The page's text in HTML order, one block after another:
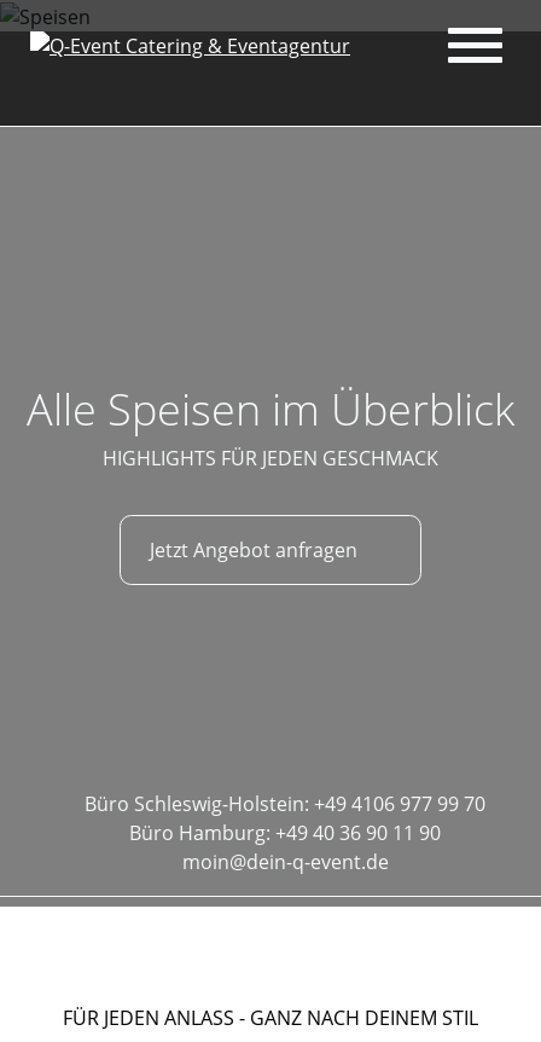
Menu
Alle Speisen im Überblick
HIGHLIGHTS FÜR JEDEN GESCHMACK
Jetzt Angebot anfragen
Büro Schleswig-Holstein: +49 4106 977 99 70
Büro Hamburg: +49 40 36 90 11 90
moin@dein-q-event.de
FÜR JEDEN ANLASS - GANZ NACH DEINEM STIL